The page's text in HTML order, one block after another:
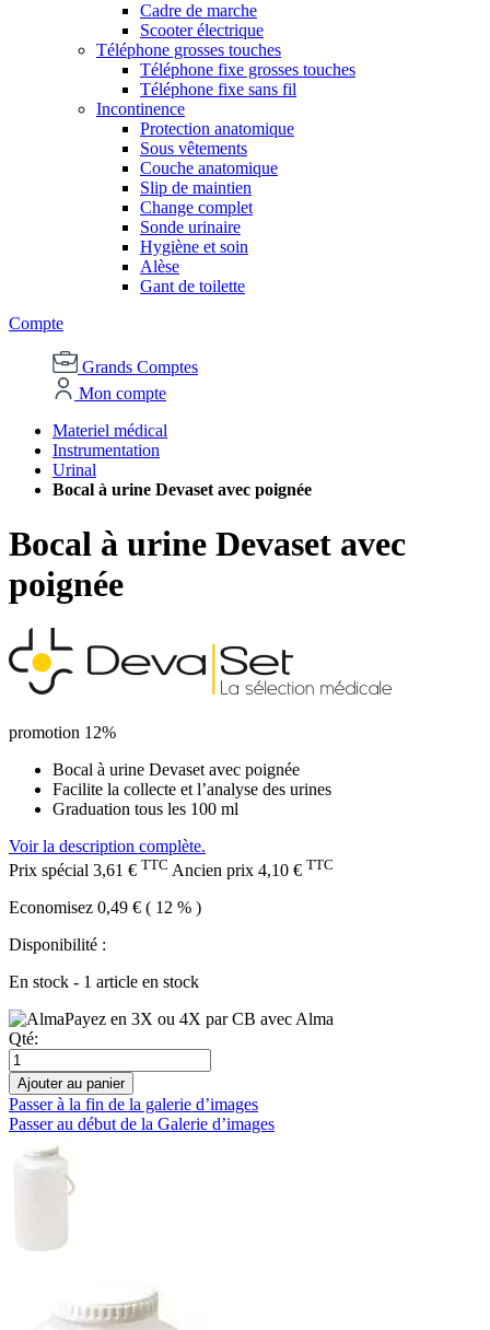
Cadre de marche
Scooter électrique
Téléphone grosses touches
Téléphone fixe grosses touches
Téléphone fixe sans fil
Incontinence
Protection anatomique
Sous vêtements
Couche anatomique
Slip de maintien
Change complet
Sonde urinaire
Hygiène et soin
Alèse
Gant de toilette
Compte
Grands Comptes
Mon compte
Materiel médical
Instrumentation
Urinal
Bocal à urine Devaset avec poignée
Bocal à urine Devaset avec
poignée
promotion 12%
Bocal à urine Devaset avec poignée
Facilite la collecte et l’analyse des urines
Graduation tous les 100 ml
Voir la description complète.
Prix spécial 3,61 € TTC Ancien prix 4,10 € TTC
Economisez 0,49 € ( 12 % )
Disponibilité :
En stock - 1 article en stock
Payez en 3X ou 4X par CB avec Alma
Qté:
Ajouter au panier
Passer à la fin de la galerie d’images
Passer au début de la Galerie d’images